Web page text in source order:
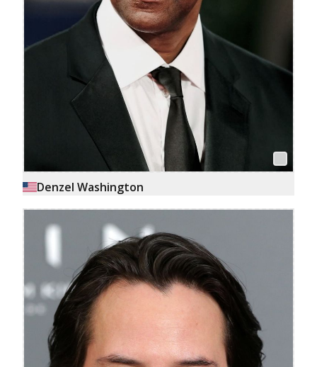
Denzel Washington